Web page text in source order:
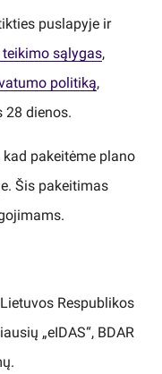
puslapyje ir
sąlygas,
politiką,
28 dienos.
pakeitėme plano
Šis pakeitimas
Respublikos
„eIDAS“, BDAR